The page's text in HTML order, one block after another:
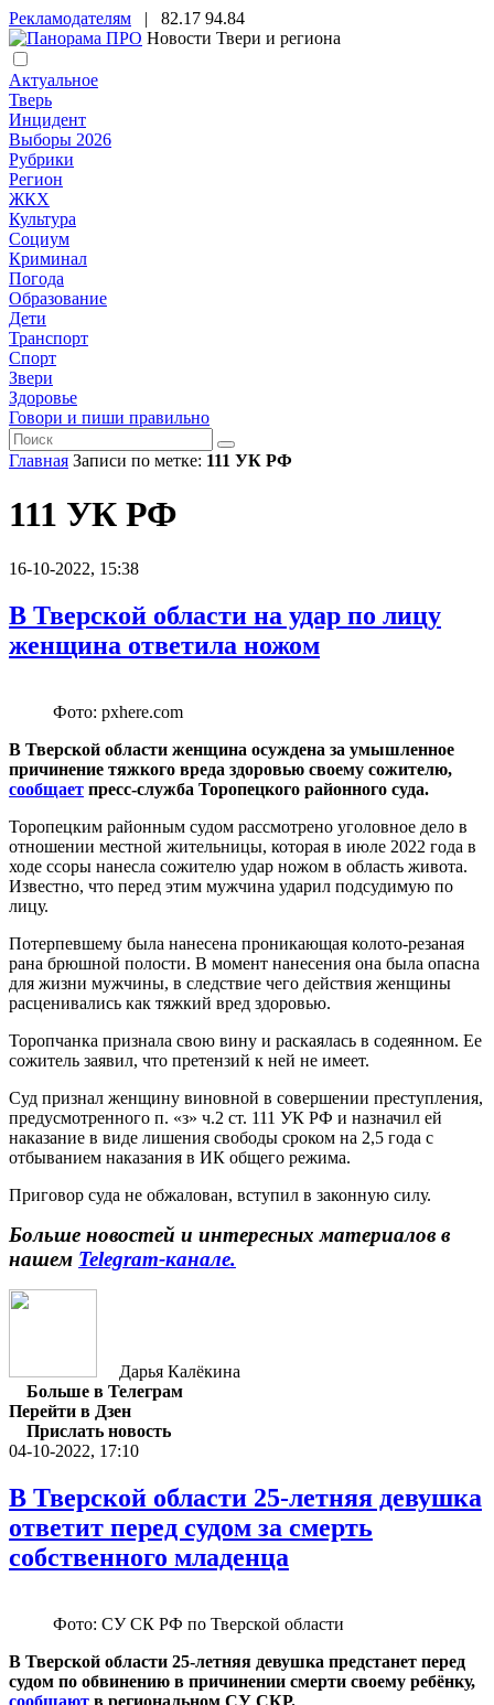
Рекламодателям | 82.17 94.84
Новости Твери и региона
Актуальное
Тверь
Инцидент
Выборы 2026
Рубрики
Регион
ЖКХ
Культура
Социум
Криминал
Погода
Образование
Дети
Транспорт
Спорт
Звери
Здоровье
Говори и пиши правильно
Главная Записи по метке: 111 УК РФ
111 УК РФ
16-10-2022, 15:38
В Тверской области на удар по лицу
женщина ответила ножом
Фото: pxhere.com
В Тверской области женщина осуждена за умышленное
причинение тяжкого вреда здоровью своему сожителю,
сообщает пресс-служба Торопецкого районного суда.
Торопецким районным судом рассмотрено уголовное дело в
отношении местной жительницы, которая в июле 2022 года в
ходе ссоры нанесла сожителю удар ножом в область живота.
Известно, что перед этим мужчина ударил подсудимую по
лицу.
Потерпевшему была нанесена проникающая колото-резаная
рана брюшной полости. В момент нанесения она была опасна
для жизни мужчины, в следствие чего действия женщины
расценивались как тяжкий вред здоровью.
Торопчанка признала свою вину и раскаялась в содеянном. Ее
сожитель заявил, что претензий к ней не имеет.
Суд признал женщину виновной в совершении преступления,
предусмотренного п. «з» ч.2 ст. 111 УК РФ и назначил ей
наказание в виде лишения свободы сроком на 2,5 года с
отбыванием наказания в ИК общего режима.
Приговор суда не обжалован, вступил в законную силу.
Больше новостей и интересных материалов в
нашем Telegram-канале.
Дарья Калёкина
Больше в Телеграм
Перейти в Дзен
Прислать новость
04-10-2022, 17:10
В Тверской области 25-летняя девушка
ответит перед судом за смерть
собственного младенца
Фото: СУ СК РФ по Тверской области
В Тверской области 25-летняя девушка предстанет перед
судом по обвинению в причинении смерти своему ребёнку,
сообщают в региональном СУ СКР.